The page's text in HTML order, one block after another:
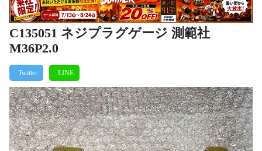
C135051 ネジプラグゲージ 測範社
M36P2.0